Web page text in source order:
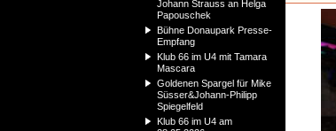
Johann Strauss an Helga
Papouschek
Bühne Donaupark Presse-
Empfang
Klub 66 im U4 mit Tamara
Mascara
Goldenen Spargel für Mike
Süsser&Johann-Philipp
Spiegelfeld
Klub 66 im U4 am